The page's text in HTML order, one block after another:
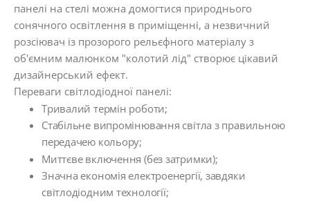
панелі на стелі можна домогтися природнього
сонячного освітлення в приміщенні, а незвичний
розсіювач із прозорого рельєфного матеріалу з
об'ємним малюнком "колотий лід" створює цікавий
дизайнерський ефект.
Переваги світлодіодної панелі:
Тривалий термін роботи;
Стабільне випромінювання світла з правильною
передачею кольору;
Миттєве включення (без затримки);
Значна економія електроенергії, завдяки
світлодіодним технології;